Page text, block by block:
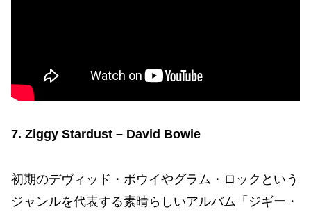
7. Ziggy Stardust – David Bowie
初期のデヴィッド・ボウイやグラム・ロックという
ジャンルを代表する素晴らしいアルバム「ジギー・